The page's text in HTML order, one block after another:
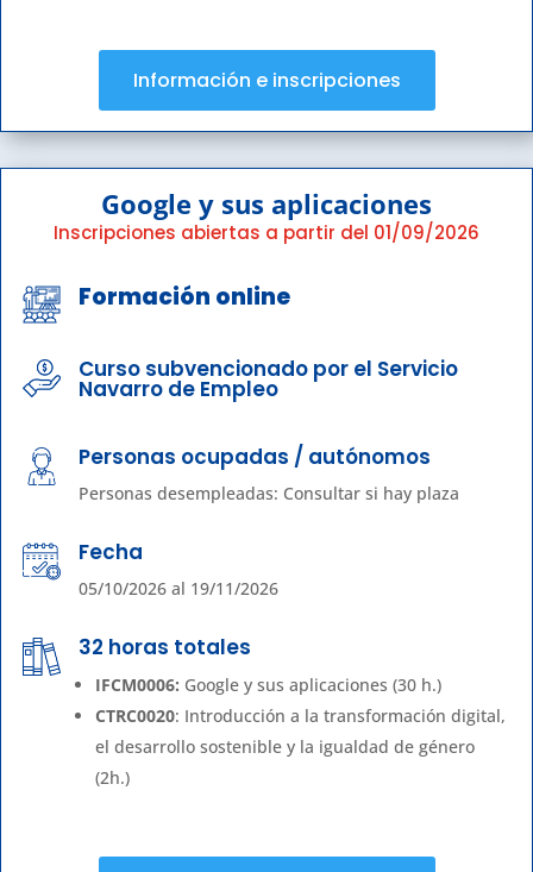
Información e inscripciones
Google y sus aplicaciones
Inscripciones abiertas a partir del 01/09/2026
Formación online
Curso subvencionado por el Servicio
Navarro de Empleo
Personas ocupadas / autónomos
Personas desempleadas: Consultar si hay plaza
Fecha
05/10/2026 al 19/11/2026
32 horas totales
IFCM0006: Google y sus aplicaciones (30 h.)
CTRC0020: Introducción a la transformación digital,
el desarrollo sostenible y la igualdad de género
(2h.)